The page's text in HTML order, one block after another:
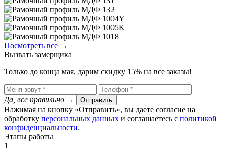
Посмотреть все →
Вызвать замерщика
Только до конца мая, дарим скидку 15% на все заказы!
Да, все правильно → Отправить
Нажимая на кнопку «Отправить», вы даете согласие на
обработку персональных данных ​ и соглашаетесь c политикой
конфиденциальности.
Этапы работы
1